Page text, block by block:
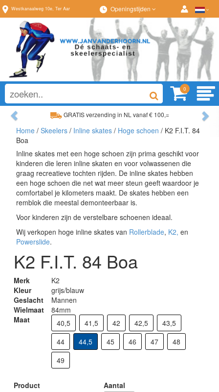
Westkanaalweg 10e, Ter Aar Openingstijden
0
GRATIS verzending in NL vanaf € 100,=
Ruim assortiment, altijd wat naar wens!
Ruim assortiment,
Advies op maat
Previous
Home / Skeelers / Inline skates / Hoge schoen / K2 F.I.T. 84
Boa
Inline skates met een hoge schoen zijn prima geschikt voor
kinderen die leren inline skaten en voor volwassenen die
graag recreatieve tochten rijden. De inline skates hebben
een hoge schoen die net wat meer steun geeft waardoor je
comfortabel je kilometers maakt. De skates hebben een
remblok die meestal demonteerbaar is.
Voor kinderen zijn de verstelbare schoenen ideaal.
Wij verkopen hoge inline skates van Rollerblade, K2, en
Powerslide.
K2 F.I.T. 84 Boa
Merk
K2
Kleur
grijs/blauw
Geslacht
Mannen
Wielmaat
84mm
Maat
40,5 41,5 42 42,5
43,5
44
44,5 45 46 47
48
49
Product
Aantal